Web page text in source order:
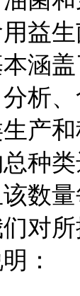
益
涵
析
产
种
数
对
：